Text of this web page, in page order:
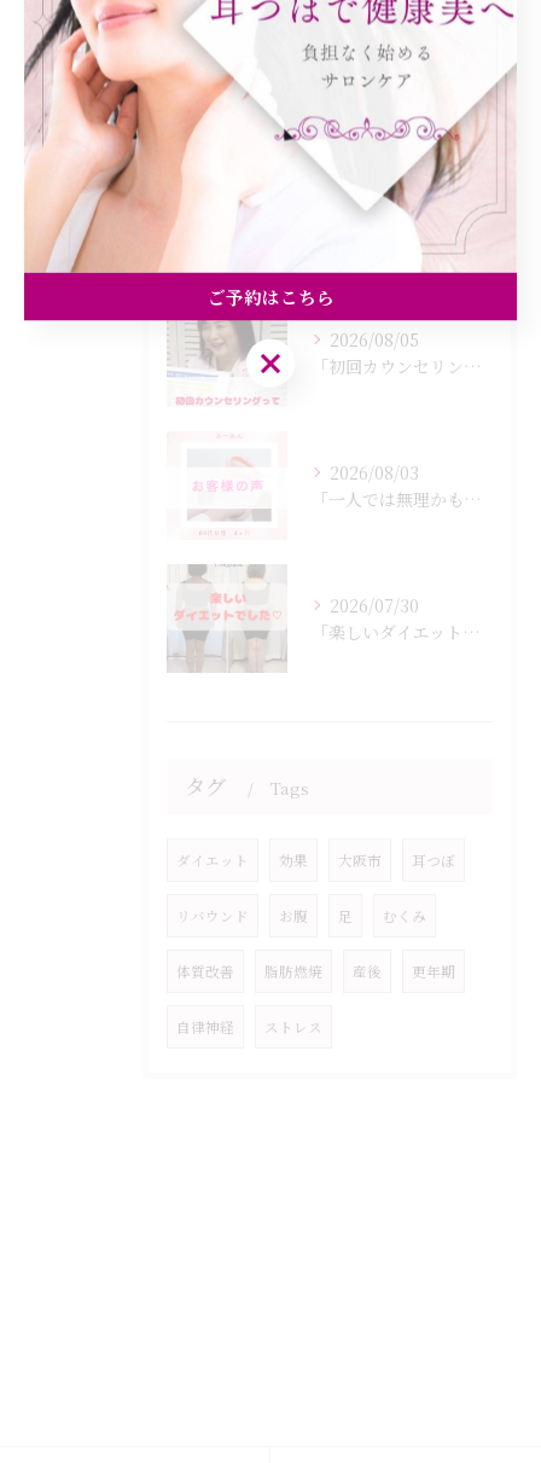
美容エステ
食欲
痩身
Recent Posts
2026/08/05
「初回カウンセリングでは何をするの？」
2026/08/03
「一人では無理かも…」
2026/07/30
「楽しいダイエットでした♡」
タグ Tags
ダイエット 効果 大阪市 耳つぼ
リバウンド お腹 足 むくみ
体質改善 脂肪燃焼 産後 更年期
自律神経 ストレス
ご予約はこちら
ご予約はこちら